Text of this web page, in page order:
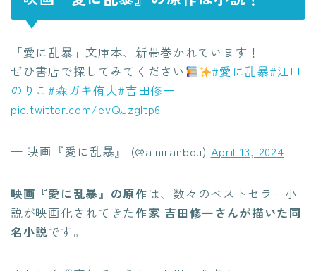
「愛に乱暴」文庫本、新帯巻かれています！
ぜひ書店で探してみてください
#愛に乱暴#江口
のりこ#森ガキ侑大#吉田修一
pic.twitter.com/evQJzgItp6
— 映画『愛に乱暴』 (@ainiranbou) April 13, 2024
映画『愛に乱暴』の原作は、数々のベストセラー小
説が映画化されてきた作家 吉田修一さんが描いた同
名小説です。